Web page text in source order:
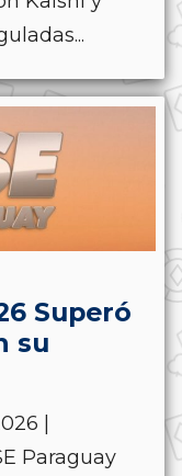
Superó
su
|
Paraguay